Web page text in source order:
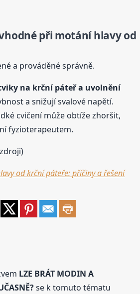
při motání hlavy od
a prováděné správně.
na krční páteř a uvolnění
a snižují svalové napětí.
cvičení může obtíže zhoršit,
fyzioterapeutem.
od krční páteře: příčiny a řešení
LZE BRÁT MODIN A
se k tomuto tématu